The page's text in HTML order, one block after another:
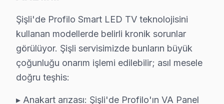
Port ve Bağlantı Tamiri: HDMI, USB ve optik ses
» Şişli genelinde mobil servis ekibimizle yerinde
Profilo Servisi Garanti ve Sonrası Destek
Şişli Profilo TV Servis Garanti Belgesi - 1 Yıl Parça Güvencesi
Şişli'de Profilo ekran tamirinde garanti politikamız
Şişli'de Profilo Smart LED TV teknolojisini
kullanan modellerde belirli kronik sorunlar
görülüyor. Şişli servisimizde bunların büyük
çoğunluğu onarım işlemi edilebilir; asıl mesele
doğru teşhis:
▸ Anakart arızası: Şişli'de Profilo'ın VA Panel